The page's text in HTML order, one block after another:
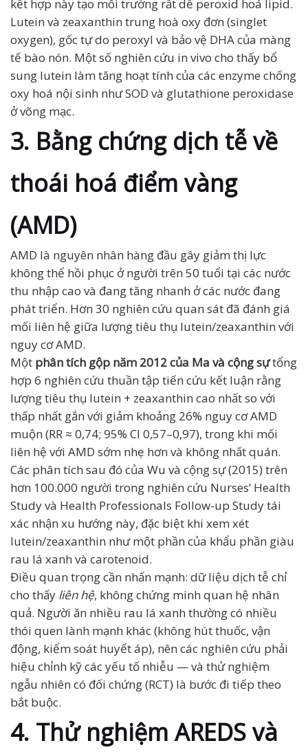
kết hợp này tạo môi trường rất dễ peroxid hoá lipid.
Lutein và zeaxanthin trung hoà oxy đơn (singlet
oxygen), gốc tự do peroxyl và bảo vệ DHA của màng
tế bào nón. Một số nghiên cứu in vivo cho thấy bổ
sung lutein làm tăng hoạt tính của các enzyme chống
oxy hoá nội sinh như SOD và glutathione peroxidase
ở võng mạc.
3. Bằng chứng dịch tễ về
thoái hoá điểm vàng
(AMD)
AMD là nguyên nhân hàng đầu gây giảm thị lực
không thể hồi phục ở người trên 50 tuổi tại các nước
thu nhập cao và đang tăng nhanh ở các nước đang
phát triển. Hơn 30 nghiên cứu quan sát đã đánh giá
mối liên hệ giữa lượng tiêu thụ lutein/zeaxanthin với
nguy cơ AMD.
Một phân tích gộp năm 2012 của Ma và cộng sựtổng
hợp 6 nghiên cứu thuần tập tiến cứu kết luận rằng
lượng tiêu thụ lutein + zeaxanthin cao nhất so với
thấp nhất gắn với giảm khoảng 26% nguy cơ AMD
muộn (RR ≈ 0,74; 95% CI 0,57–0,97), trong khi mối
liên hệ với AMD sớm nhẹ hơn và không nhất quán.
Các phân tích sau đó của Wu và cộng sự (2015) trên
hơn 100.000 người trong nghiên cứu Nurses’ Health
Study và Health Professionals Follow-up Study tái
xác nhận xu hướng này, đặc biệt khi xem xét
lutein/zeaxanthin như một phần của khẩu phần giàu
rau lá xanh và carotenoid.
Điều quan trọng cần nhấn mạnh: dữ liệu dịch tễ chỉ
cho thấy liên hệ, không chứng minh quan hệ nhân
quả. Người ăn nhiều rau lá xanh thường có nhiều
thói quen lành mạnh khác (không hút thuốc, vận
động, kiểm soát huyết áp), nên các nghiên cứu phải
hiệu chỉnh kỹ các yếu tố nhiễu — và thử nghiệm
ngẫu nhiên có đối chứng (RCT) là bước đi tiếp theo
bắt buộc.
4. Thử nghiệm AREDS và